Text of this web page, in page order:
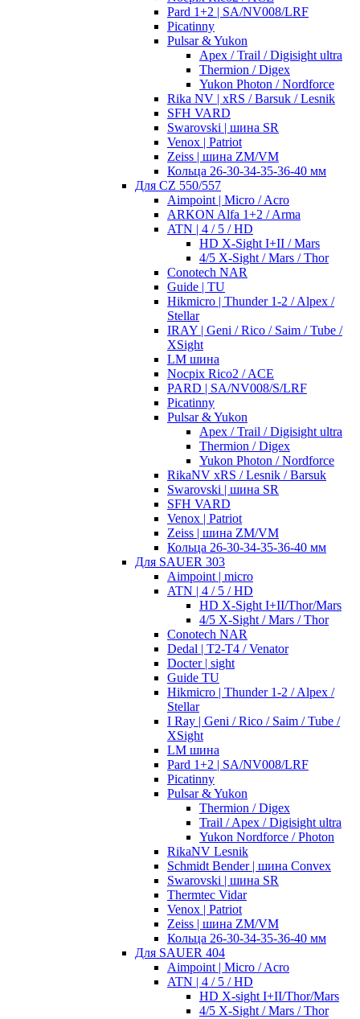
Pard 1+2 | SA/NV008/LRF
Picatinny
Pulsar & Yukon
Apex / Trail / Digisight ultra
Thermion / Digex
Yukon Photon / Nordforce
Rika NV | xRS / Barsuk / Lesnik
SFH VARD
Swarovski | шина SR
Venox | Patriot
Zeiss | шина ZM/VM
Кольца 26-30-34-35-36-40 мм
Для CZ 550/557
Aimpoint | Micro / Acro
ARKON Alfa 1+2 / Arma
ATN | 4 / 5 / HD
HD X-Sight I+II / Mars
4/5 X-Sight / Mars / Thor
Conotech NAR
Guide | TU
Hikmicro | Thunder 1-2 / Alpex /
Stellar
IRAY | Geni / Rico / Saim / Tube /
XSight
LM шина
Nocpix Rico2 / ACE
PARD | SA/NV008/S/LRF
Picatinny
Pulsar & Yukon
Apex / Trail / Digisight ultra
Thermion / Digex
Yukon Photon / Nordforce
RikaNV xRS / Lesnik / Barsuk
Swarovski | шина SR
SFH VARD
Venox | Patriot
Zeiss | шина ZM/VM
Кольца 26-30-34-35-36-40 мм
Для SAUER 303
Aimpoint | micro
ATN | 4 / 5 / HD
HD X-Sight I+II/Thor/Mars
4/5 X-Sight / Mars / Thor
Conotech NAR
Dedal | T2-T4 / Venator
Docter | sight
Guide TU
Hikmicro | Thunder 1-2 / Alpex /
Stellar
I Ray | Geni / Rico / Saim / Tube /
XSight
LM шина
Pard 1+2 | SA/NV008/LRF
Picatinny
Pulsar & Yukon
Thermion / Digex
Trail / Apex / Digisight ultra
Yukon Nordforce / Photon
RikaNV Lesnik
Schmidt Bender | шина Convex
Swarovski | шина SR
Thermtec Vidar
Venox | Patriot
Zeiss | шина ZM/VM
Кольца 26-30-34-35-36-40 мм
Для SAUER 404
Aimpoint | Micro / Acro
ATN | 4 / 5 / HD
HD X-sight I+II/Thor/Mars
4/5 X-Sight / Mars / Thor